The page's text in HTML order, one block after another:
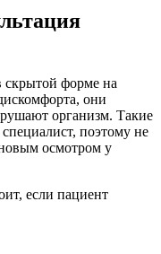
скрытой форме на
они
организм. Такие
поэтому не
осмотром у
если пациент